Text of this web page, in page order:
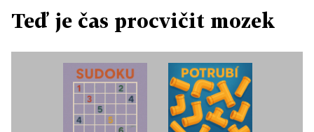
Teď je čas procvičit mozek